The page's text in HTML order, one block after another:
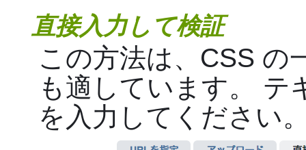
直接入力して検証
この方法は、CSS の
も適しています。 テ
を入力してください